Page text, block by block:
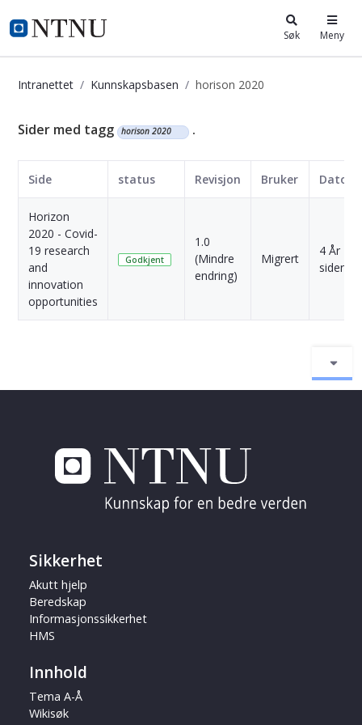
i.ntnu.no Søk Meny
Intranettet Kunnskapsbasen horison 2020
Kunnskapsbasen
Sider med tagg horison 2020 .
Side status Revisjon Bruker Dato
Horizon
2020 - Covid-
19 research
and
innovation
opportunities
Godkjent
1.0
(Mindre
endring)
Migrert
4 År
siden
Sikkerhet
Akutt hjelp
Beredskap
Informasjonssikkerhet
HMS
Innhold
Tema A-Å
Wikisøk